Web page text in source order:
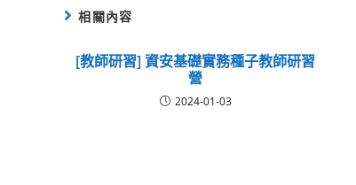
相關內容
[教師研習] 資安基礎實務種子教師研習
營
2024-01-03